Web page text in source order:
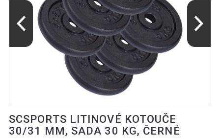
SCSPORTS LITINOVÉ KOTOUČE
30/31 MM, SADA 30 KG, ČERNÉ